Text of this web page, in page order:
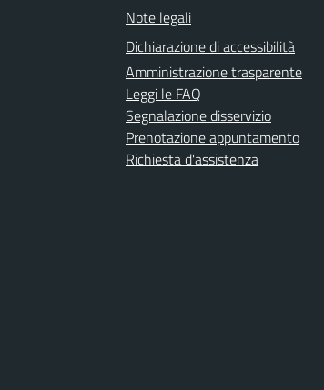
Note legali
Dichiarazione di accessibilità
Amministrazione trasparente
Leggi le FAQ
Segnalazione disservizio
Prenotazione appuntamento
Richiesta d'assistenza